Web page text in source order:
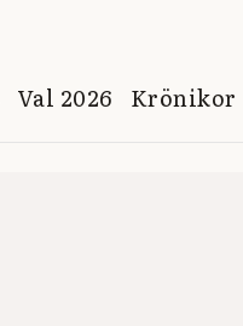
Val 2026 Krönikor